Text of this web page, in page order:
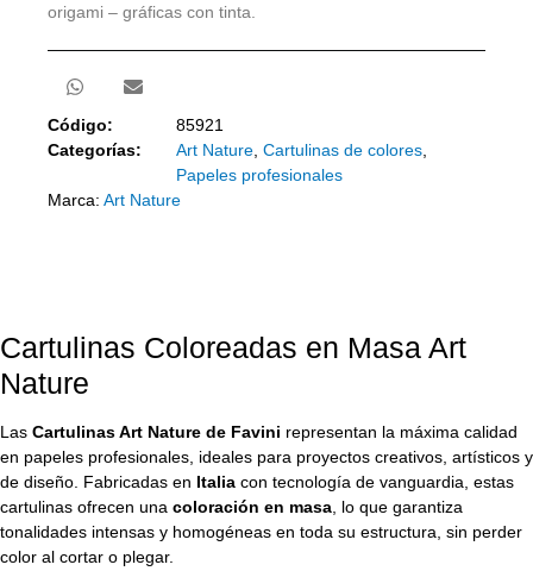
origami – gráficas con tinta.
Código:
85921
Categorías:
Art Nature, Cartulinas de colores,
Papeles profesionales
Marca: Art Nature
Cartulinas Coloreadas en Masa Art
Nature
Las Cartulinas Art Nature de Favini representan la máxima calidad
en papeles profesionales, ideales para proyectos creativos, artísticos y
de diseño. Fabricadas en Italia con tecnología de vanguardia, estas
cartulinas ofrecen una coloración en masa, lo que garantiza
tonalidades intensas y homogéneas en toda su estructura, sin perder
color al cortar o plegar.